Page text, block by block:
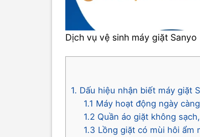
Dịch vụ vệ sinh máy giặt Sanyo
1. Dấu hiệu nhận biết máy giặt
1.1 Máy hoạt động ngày
1.2 Quần áo giặt không
1.3 Lồng giặt có mùi hôi ẩm